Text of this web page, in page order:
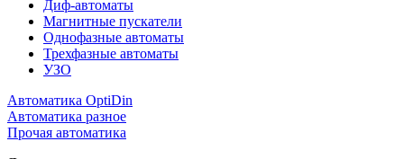
Диф-автоматы
Магнитные пускатели
Однофазные автоматы
Трехфазные автоматы
УЗО
Автоматика OptiDin
Автоматика разное
Прочая автоматика